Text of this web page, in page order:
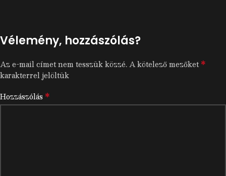
Vélemény, hozzászólás?
Az e-mail címet nem tesszük közzé.A kötelező mezőket*
karakterrel jelöltük
Hozzászólás *